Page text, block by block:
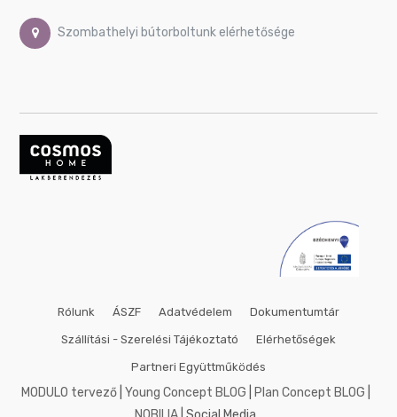
Szombathelyi bútorboltunk elérhetősége
Rólunk ÁSZF Adatvédelem Dokumentumtár
Szállítási - Szerelési Tájékoztató Elérhetőségek
Partneri Együttműködés
MODULO tervező| Young Concept BLOG Plan Concept BLOG